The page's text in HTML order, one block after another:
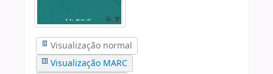
Visualização normal
Visualização MARC